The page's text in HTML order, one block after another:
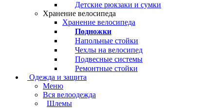
Детские рюкзаки и сумки
Хранение велосипеда
Хранение велосипеда
Подножки
Напольные стойки
Чехлы на велосипед
Подвесные системы
Ремонтные стойки
Одежда и защита
Меню
Вся велоодежда
Шлемы